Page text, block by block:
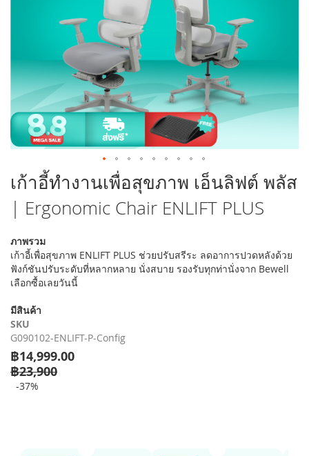
ข้าม
ไป
ที่
ส่วน
ต้น
ของ
แกล
เลอ
รูปภาพ
เก้าอี้ทำงานเพื่อสุขภาพ เอ็นลิฟต์ พลัส
| Ergonomic Chair ENLIFT PLUS
ภาพรวม
เก้าอี้เพื่อสุขภาพ ENLIFT PLUS ช่วยปรับสรีระ ลดอาการปวดหลังด้วย
ฟังก์ชันปรับระดับที่หลากหลาย นั่งสบาย รองรับทุกท่านั่งจาก Bewell
เลือกซื้อเลยวันนี้
มีสินค้า
SKU
G090102-ENLIFT-P-Config
฿14,999.00
฿23,900
-37%